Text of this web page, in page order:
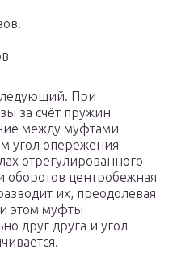
При
за счёт пружин
между муфтами
угол опережения
отрегулированного
оборотов центробежная
их, преодолевая
этом муфты
друг друга и угол